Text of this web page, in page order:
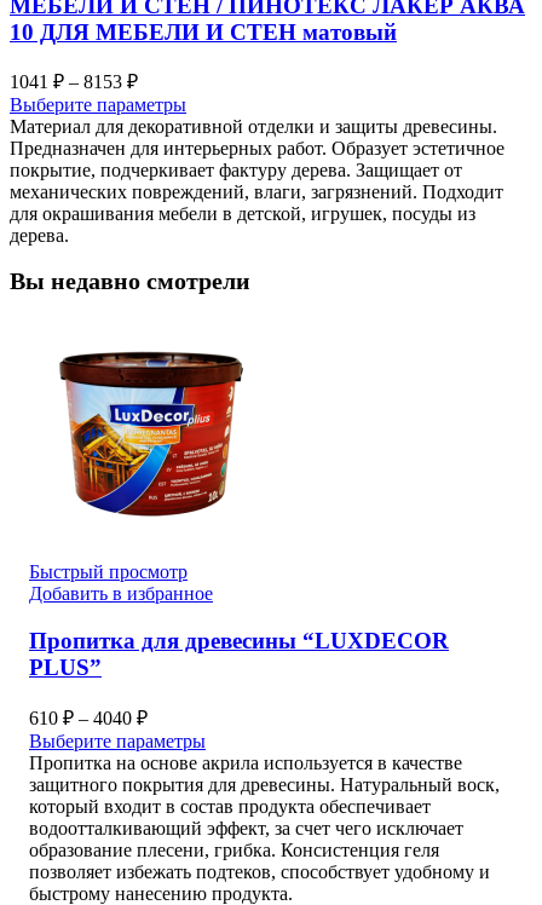
10 ДЛЯ МЕБЕЛИ И СТЕН матовый
1041 ₽ – 8153 ₽Диапазон
цен:
1041 ₽
–
8153 ₽
Выберите параметры
Материал для декоративной отделки и защиты древесины.
Предназначен для интерьерных работ. Образует эстетичное
покрытие, подчеркивает фактуру дерева. Защищает от
механических повреждений, влаги, загрязнений. Подходит
для окрашивания мебели в детской, игрушек, посуды из
дерева.
Вы недавно смотрели
Быстрый просмотр
Добавить в избранное
Пропитка для древесины “LUXDECOR
PLUS”
610 ₽ – 4040 ₽Диапазон
цен:
610 ₽
–
4040 ₽
Выберите параметры
Пропитка на основе акрила используется в качестве
защитного покрытия для древесины. Натуральный воск,
который входит в состав продукта обеспечивает
водоотталкивающий эффект, за счет чего исключает
образование плесени, грибка. Консистенция геля
позволяет избежать подтеков, способствует удобному и
быстрому нанесению продукта.